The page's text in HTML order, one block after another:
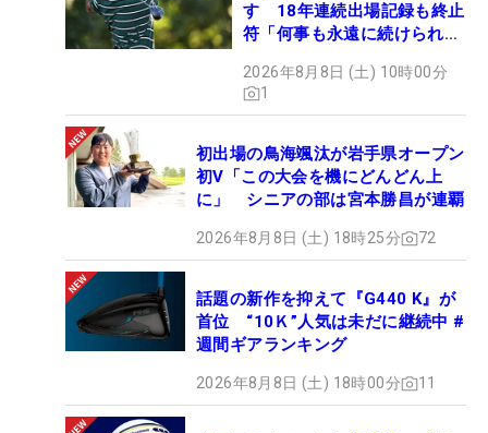
す 18年連続出場記録も終止
符「何事も永遠に続けられな
2026年8月8日 (土) 10時00分
1
初出場の鳥海颯汰が岩手県オープン
初V「この大会を機にどんどん上
に」 シニアの部は宮本勝昌が連覇
2026年8月8日 (土) 18時25分 72
話題の新作を抑えて『G440 K』が
首位 “10Ｋ”人気は未だに継続中 #
週間ギアランキング
2026年8月8日 (土) 18時00分 11